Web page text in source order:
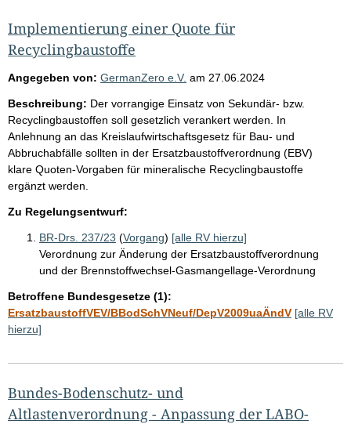
Implementierung einer Quote für
Recyclingbaustoffe
Angegeben von: GermanZero e.V. am 27.06.2024
Beschreibung: Der vorrangige Einsatz von Sekundär- bzw.
Recyclingbaustoffen soll gesetzlich verankert werden. In
Anlehnung an das Kreislaufwirtschaftsgesetz für Bau- und
Abbruchabfälle sollten in der Ersatzbaustoffverordnung (EBV)
klare Quoten-Vorgaben für mineralische Recyclingbaustoffe
ergänzt werden.
Zu Regelungsentwurf:
BR-Drs. 237/23 (Vorgang) [alle RV hierzu]
Verordnung zur Änderung der Ersatzbaustoffverordnung
und der Brennstoffwechsel-Gasmangellage-Verordnung
Betroffene Bundesgesetze (1):
ErsatzbaustoffVEV/BBodSchVNeuf/DepV2009uaÄndV [alle RV
hierzu]
Bundes-Bodenschutz- und
Altlastenverordnung - Anpassung der LABO-